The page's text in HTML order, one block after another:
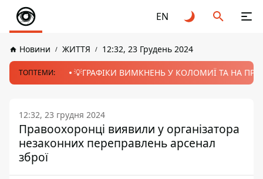
EN
Новини ЖИТТЯ 12:32, 23 Грудень 2024
ТОПТЕМИ: 💡ГРАФІКИ ВИМКНЕНЬ У КОЛОМИЇ ТА НА
12:32, 23 грудня 2024
Правоохоронці виявили у організатора
незаконних переправлень арсенал
зброї